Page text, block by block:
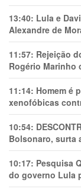
13:40: Lula e
Alexandre de
11:57: Rejeição
Rogério Marinho
11:14: Homem é
xenofóbicas
10:54:
Bolsonaro, surta
10:17: Pesquisa
do governo Lula